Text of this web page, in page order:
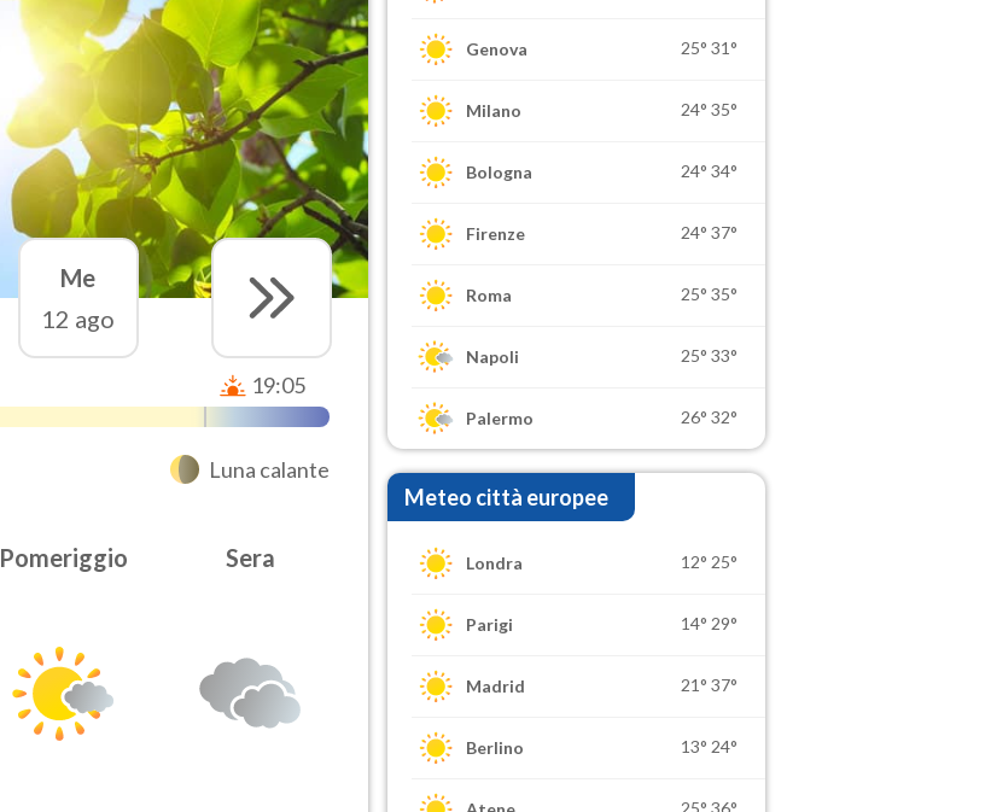
Me
12 ago
19:05
Luna calante
Pomeriggio Sera
Genova 25° 31°
Milano 24° 35°
Bologna 24° 34°
Firenze 24° 37°
Roma 25° 35°
Napoli 25° 33°
Palermo 26° 32°
Meteo città europee
Londra 12° 25°
Parigi 14° 29°
Madrid 21° 37°
Berlino 13° 24°